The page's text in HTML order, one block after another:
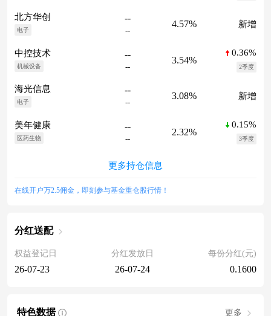
北方华创
电子
--
--
4.57% 新增
中控技术
机械设备
--
--
3.54%
0.36%
2季度
海光信息
电子
--
--
3.08% 新增
美年健康
医药生物
--
--
2.32%
0.15%
3季度
更多持仓信息
在线开户万2.5佣金，即刻参与基金重仓股行情！
分红送配
权益登记日
26-07-23
分红发放日
26-07-24
每份分红(元)
0.1600
特色数据 更多